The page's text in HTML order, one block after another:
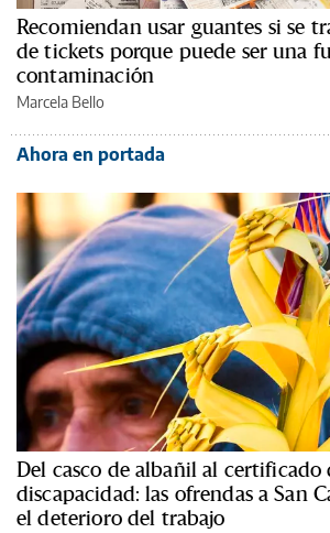
Recomiendan usar guantes si se
de tickets porque puede ser una
contaminación
Marcela Bello
Ahora en portada
Del casco de albañil al certificado
discapacidad: las ofrendas a San
el deterioro del trabajo